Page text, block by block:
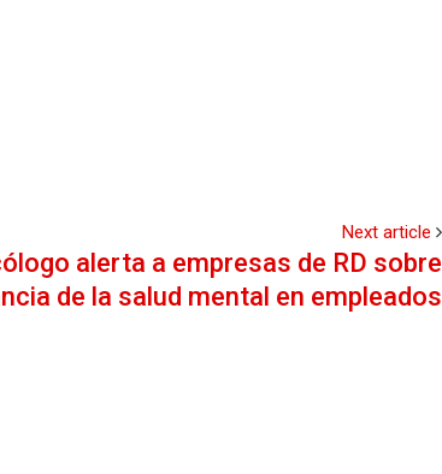
Next article
alerta a empresas de RD sobre
de la salud mental en empleados